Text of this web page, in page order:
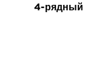
4-рядный